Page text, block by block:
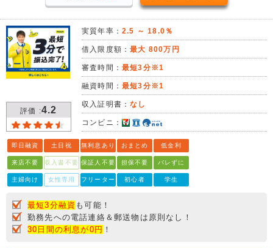
評価 :4.2
実質年率： 2.5 ～ 18.0％
借入限度額：最大 800万円
審査時間： 最短3分※1
融資時間： 最短3分※1
収入証明書：なし
コンビニ：
即日融資 土日祝 無利息あり おまとめ 低金利
来店不要 収入書不要 保証人不要 担保不要 バレずに
主婦向け 女性専用 フリーター 初心者 学生
最短3分融資 も可能！
勤務先への電話連絡＆郵送物は原則なし！
30日間の利息が0円 ！